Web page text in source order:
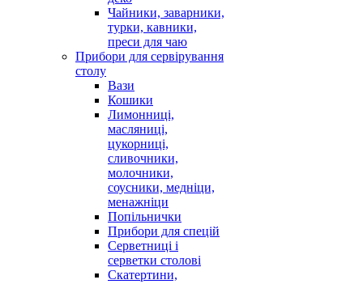
Чайники, заварники,
турки, кавники,
преси для чаю
Прибори для сервірування
столу
Вази
Кошики
Лимонниці,
масляниці,
цукорниці,
сливочники,
молочники,
соусники, медніци,
менажніци
Попільнички
Прибори для спецій
Серветниці і
серветки столові
Скатертини,